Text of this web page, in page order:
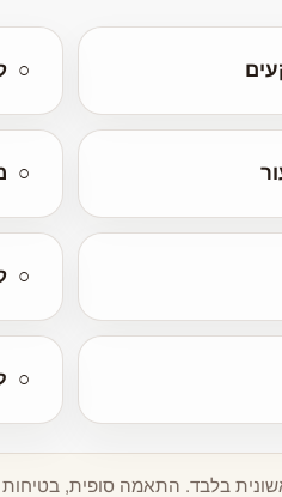
○
○
○
○
בלבד. התאמה סופית, בטיחות